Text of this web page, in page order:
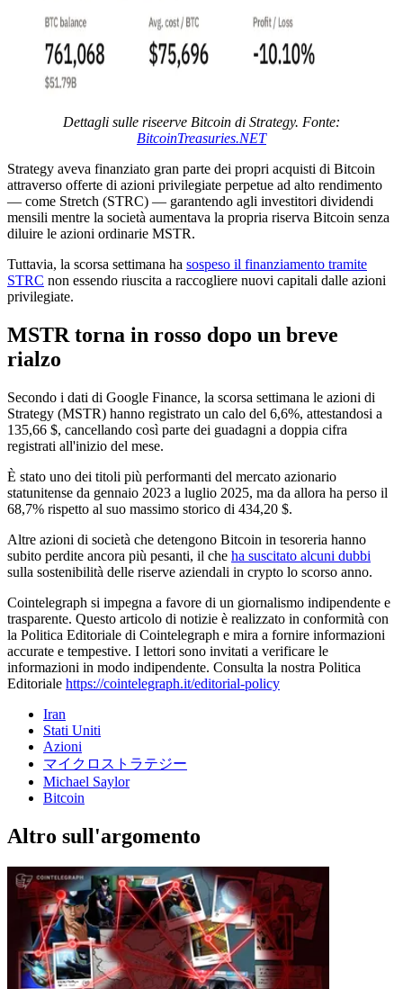
Dettagli sulle riseerve Bitcoin di Strategy. Fonte:
BitcoinTreasuries.NET
Strategy aveva finanziato gran parte dei propri acquisti di Bitcoin
attraverso offerte di azioni privilegiate perpetue ad alto rendimento
— come Stretch (STRC) — garantendo agli investitori dividendi
mensili mentre la società aumentava la propria riserva Bitcoin senza
diluire le azioni ordinarie MSTR.
Tuttavia, la scorsa settimana ha sospeso il finanziamento tramite
STRC non essendo riuscita a raccogliere nuovi capitali dalle azioni
privilegiate.
MSTR torna in rosso dopo un breve
rialzo
Secondo i dati di Google Finance, la scorsa settimana le azioni di
Strategy (MSTR) hanno registrato un calo del 6,6%, attestandosi a
135,66 $, cancellando così parte dei guadagni a doppia cifra
registrati all'inizio del mese.
È stato uno dei titoli più performanti del mercato azionario
statunitense da gennaio 2023 a luglio 2025, ma da allora ha perso il
68,7% rispetto al suo massimo storico di 434,20 $.
Altre azioni di società che detengono Bitcoin in tesoreria hanno
subito perdite ancora più pesanti, il che ha suscitato alcuni dubbi
sulla sostenibilità delle riserve aziendali in crypto lo scorso anno.
Cointelegraph si impegna a favore di un giornalismo indipendente e
trasparente. Questo articolo di notizie è realizzato in conformità con
la Politica Editoriale di Cointelegraph e mira a fornire informazioni
accurate e tempestive. I lettori sono invitati a verificare le
informazioni in modo indipendente. Consulta la nostra Politica
Editoriale https://cointelegraph.it/editorial-policy
Iran
Stati Uniti
Azioni
マイクロストラテジー
Michael Saylor
Bitcoin
Altro sull'argomento